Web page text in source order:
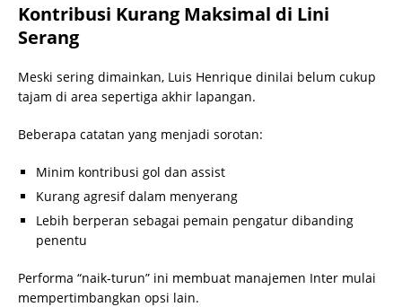
Kontribusi Kurang Maksimal di Lini
Serang
Meski sering dimainkan, Luis Henrique dinilai belum cukup
tajam di area sepertiga akhir lapangan.
Beberapa catatan yang menjadi sorotan:
Minim kontribusi gol dan assist
Kurang agresif dalam menyerang
Lebih berperan sebagai pemain pengatur dibanding
penentu
Performa “naik-turun” ini membuat manajemen Inter mulai
mempertimbangkan opsi lain.